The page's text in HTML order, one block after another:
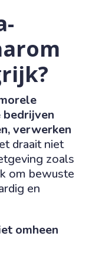
verwerken
draait niet
zoals
om bewuste
en
omheen